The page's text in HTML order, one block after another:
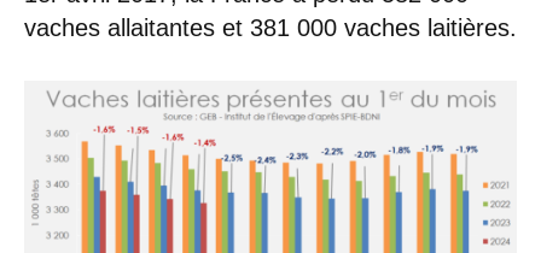
vaches allaitantes et 381 000 vaches laitières.